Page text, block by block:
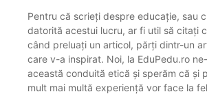
Pentru că scrieți despre educație, sau
datorită acestui lucru, ar fi util să citați
când preluați un articol, părți dintr-un
care v-a inspirat. Noi, la EduPedu.ro
această conduită etică și sperăm că și
mult mai multă experiență vor face la